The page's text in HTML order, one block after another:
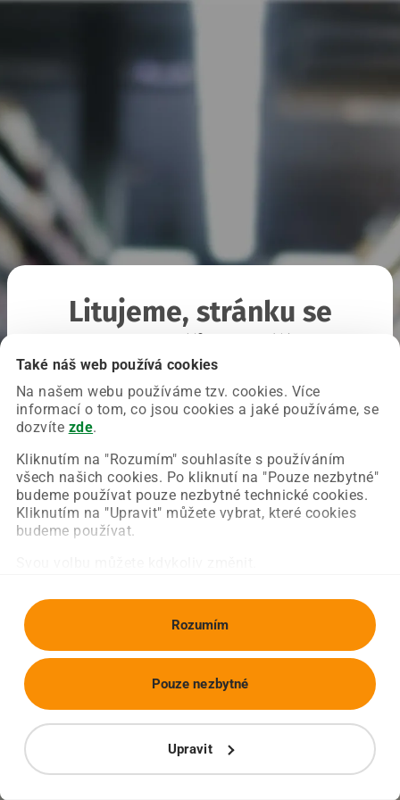
Také náš web používá cookies
Na našem webu používáme tzv. cookies. Více
informací o tom, co jsou cookies a jaké používáme, se
dozvíte zde.
Kliknutím na "Rozumím" souhlasíte s používáním
všech našich cookies. Po kliknutí na "Pouze nezbytné"
budeme používat pouze nezbytné technické cookies.
Kliknutím na "Upravit" můžete vybrat, které cookies
budeme používat.
Rozumím
Upravit
Pouze nezbytné
Litujeme, stránku se
Chyba nastala na naší straně a už ji opravujeme.
Zkuste prosím znovu načíst požadovanou stránku.
Obnovit stránku Úvodní strana